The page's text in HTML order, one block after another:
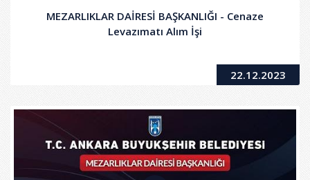
MEZARLIKLAR DAİRESİ BAŞKANLIĞI - Cenaze
Levazımatı Alım İşi
22.12.2023